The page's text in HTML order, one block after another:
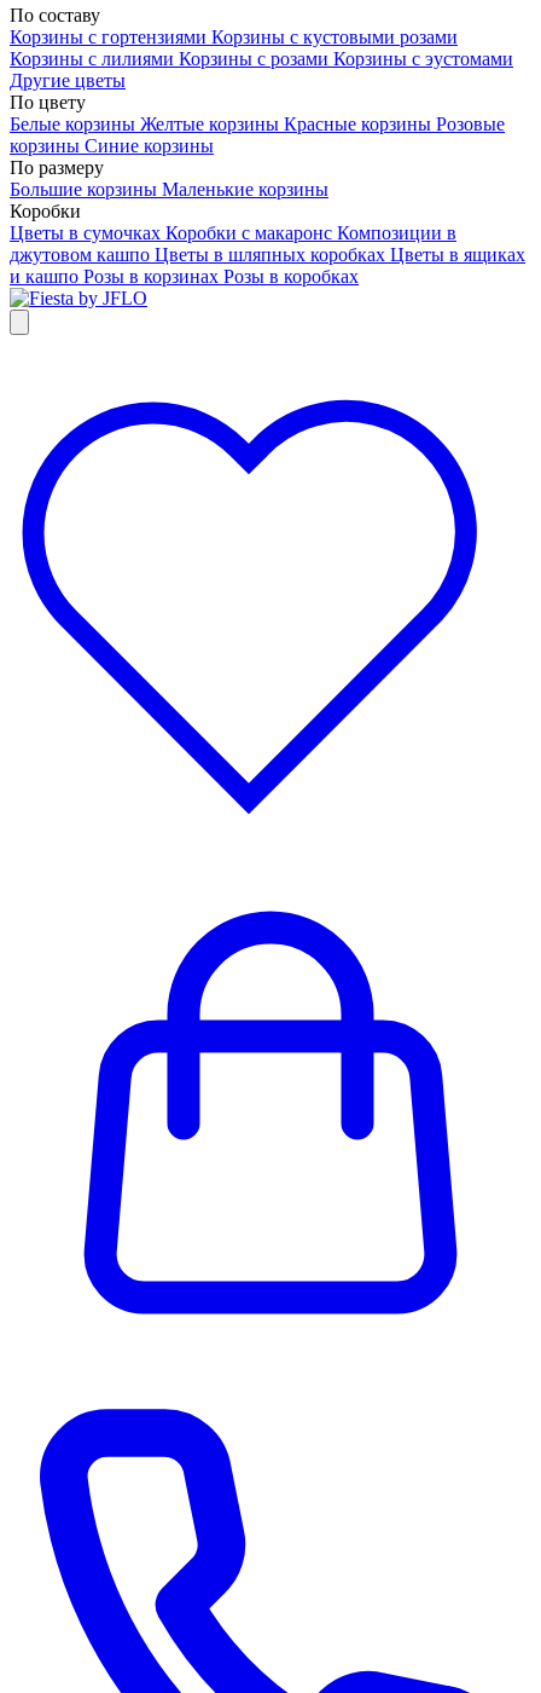
По составу
Корзины с гортензиями Корзины с кустовыми розами
Корзины с лилиями Корзины с розами Корзины с эустомами
Другие цветы
По цвету
Белые корзины Желтые корзины Красные корзины Розовые
корзины Синие корзины
По размеру
Большие корзины Маленькие корзины
Коробки
Цветы в сумочках Коробки с макаронс Композиции в
джутовом кашпо Цветы в шляпных коробках Цветы в ящиках
и кашпо Розы в корзинах Розы в коробках